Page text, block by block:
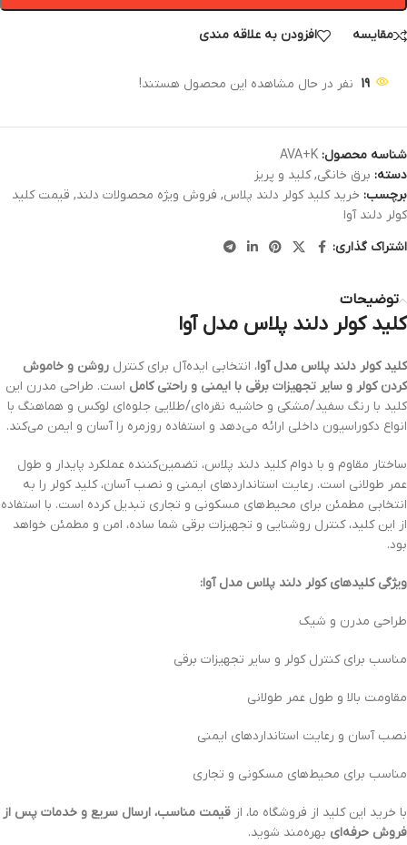
مقایسه افزودن به علاقه مندی
19 نفر در حال مشاهده این محصول هستند!
شناسه محصول: AVA+K
دسته: برق خانگی, کلید و پریز
برچسب: خرید کلید کولر دلند پلاس, فروش ویژه محصولات دلند, قیمت کلید
کولر دلند آوا
اشتراک گذاری:
توضیحات
کلید کولر دلند پلاس مدل آوا
کلید کولر دلند پلاس مدل آوا، انتخابی ایده‌آل برای کنترل روشن و خاموش
کردن کولر و سایر تجهیزات برقی با ایمنی و راحتی کامل است. طراحی مدرن این
کلید با رنگ سفید/مشکی و حاشیه نقره‌ای/طلایی جلوه‌ای لوکس و هماهنگ با
انواع دکوراسیون داخلی ارائه می‌دهد و استفاده روزمره را آسان و ایمن می‌کند.
ساختار مقاوم و با دوام کلید دلند پلاس، تضمین‌کننده عملکرد پایدار و طول
عمر طولانی است. رعایت استانداردهای ایمنی و نصب آسان، کلید کولر را به
انتخابی مطمئن برای محیط‌های مسکونی و تجاری تبدیل کرده است. با استفاده
از این کلید، کنترل روشنایی و تجهیزات برقی شما ساده، امن و مطمئن خواهد
بود.
ویژگی‌ کلیدهای کولر دلند پلاس مدل آوا:
طراحی مدرن و شیک
مناسب برای کنترل کولر و سایر تجهیزات برقی
مقاومت بالا و طول عمر طولانی
نصب آسان و رعایت استانداردهای ایمنی
مناسب برای محیط‌های مسکونی و تجاری
با خرید این کلید از فروشگاه ما، از قیمت مناسب، ارسال سریع و خدمات پس از
فروش حرفه‌ای بهره‌مند شوید.